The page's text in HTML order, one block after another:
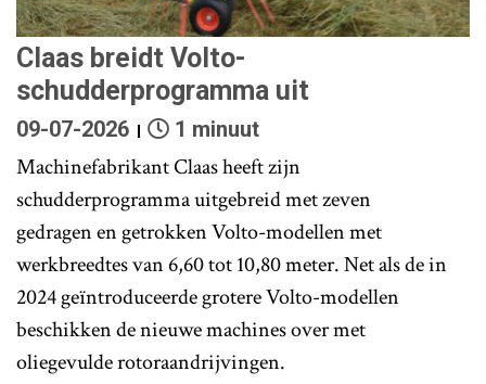
Claas breidt Volto-
schudderprogramma uit
09-07-2026 1 minuut
Machinefabrikant Claas heeft zijn
schudderprogramma uitgebreid met zeven
gedragen en getrokken Volto-modellen met
werkbreedtes van 6,60 tot 10,80 meter. Net als de in
2024 geïntroduceerde grotere Volto-modellen
beschikken de nieuwe machines over met
oliegevulde rotoraandrijvingen.